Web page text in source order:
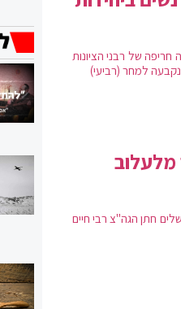
של רבני הציונות
למחר (רביעי)
חתן הגה"צ רבי חיים